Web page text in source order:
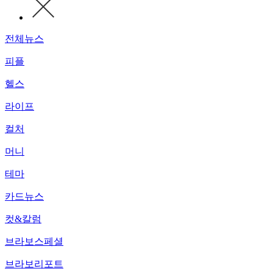
전체뉴스
피플
헬스
라이프
컬처
머니
테마
카드뉴스
컷&칼럼
브라보스페셜
브라보리포트